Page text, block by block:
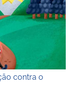
contra o